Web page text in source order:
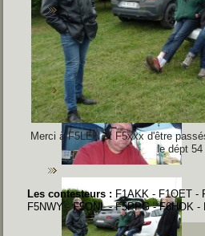
Merci à F5LEN et F5xxx d'être
le dépt 54
Les contesteurs : F1AKK - F1OET -
F5NWY - F5ONL - F5PPG - F6HOK -